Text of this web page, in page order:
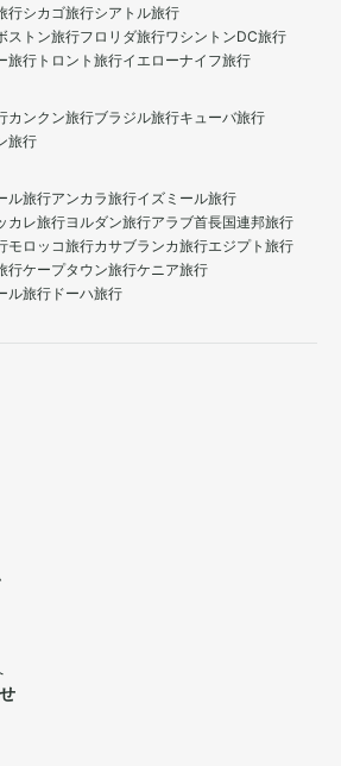
行シカゴ旅行シアトル旅行
ストン旅行フロリダ旅行ワシントンDC旅行
旅行 トロント旅行イエローナイフ旅行
カンクン旅行ブラジル旅行キューバ旅行
旅行
ル旅行アンカラ旅行イズミール旅行
カレ旅行ヨルダン旅行アラブ首長国連邦旅行
モロッコ旅行カサブランカ旅行エジプト旅行
行ケープタウン旅行ケニア旅行
ル旅行 ドーハ旅行